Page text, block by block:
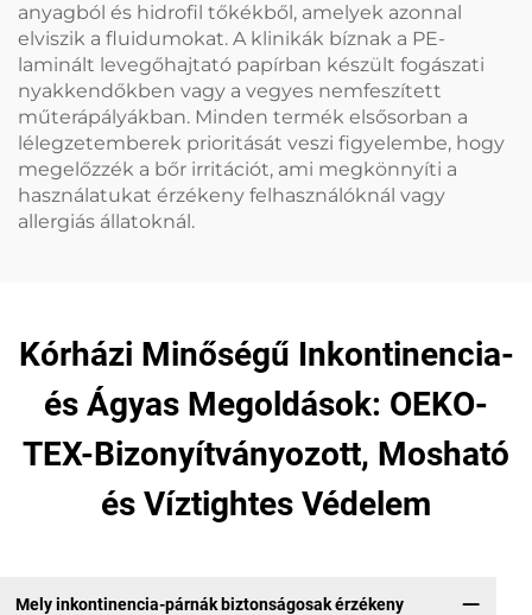
anyagból és hidrofil tőkékből, amelyek azonnal
elviszik a fluidumokat. A klinikák bíznak a PE-
laminált levegőhajtató papírban készült fogászati
nyakkendőkben vagy a vegyes nemfeszített
műterápályákban. Minden termék elsősorban a
lélegzetemberek prioritását veszi figyelembe, hogy
megelőzzék a bőr irritációt, ami megkönnyíti a
használatukat érzékeny felhasználóknál vagy
allergiás állatoknál.
Kórházi Minőségű Inkontinencia-
és Ágyas Megoldások: OEKO-
TEX-Bizonyítványozott, Mosható
és Víztightes Védelem
Mely inkontinencia-párnák biztonságosak érzékeny